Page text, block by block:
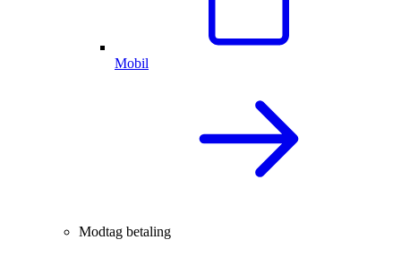
Mobil
Modtag betaling